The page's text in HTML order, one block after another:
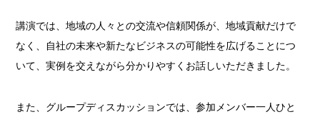
講演では、地域の人々との交流や信頼関係が、地域貢献だけで
なく、自社の未来や新たなビジネスの可能性を広げることにつ
いて、実例を交えながら分かりやすくお話しいただきました。
また、グループディスカッションでは、参加メンバー一人ひと